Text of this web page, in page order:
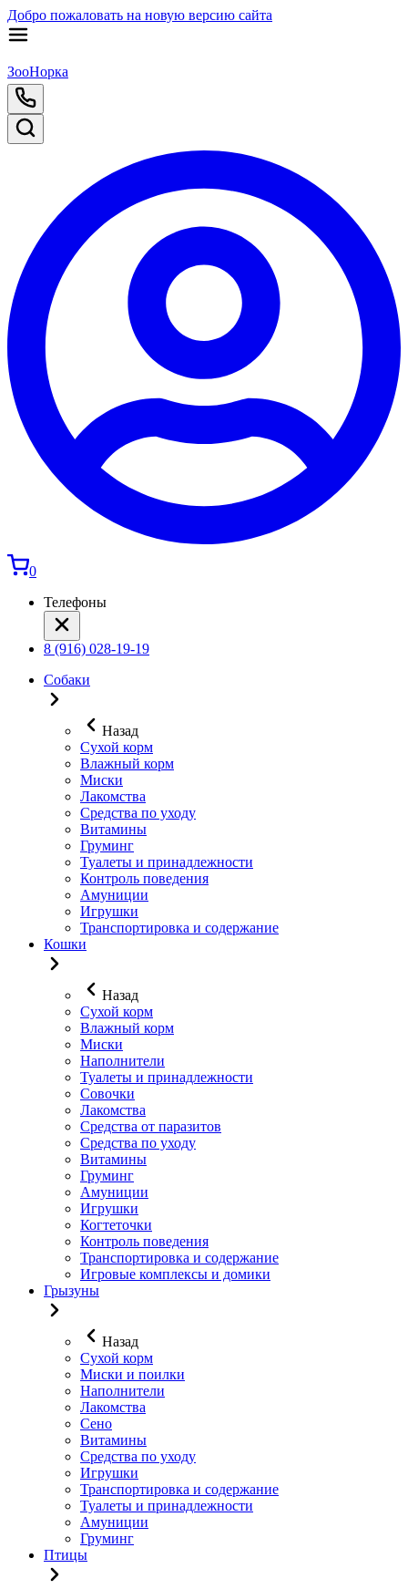
Добро пожаловать на новую версию сайта
ЗооНорка
0
Телефоны
8 (916) 028-19-19
Собаки
Назад
Сухой корм
Влажный корм
Миски
Лакомства
Средства по уходу
Витамины
Груминг
Туалеты и принадлежности
Контроль поведения
Амуниции
Игрушки
Транспортировка и содержание
Кошки
Назад
Сухой корм
Влажный корм
Миски
Наполнители
Туалеты и принадлежности
Совочки
Лакомства
Средства от паразитов
Средства по уходу
Витамины
Груминг
Амуниции
Игрушки
Когтеточки
Контроль поведения
Транспортировка и содержание
Игровые комплексы и домики
Грызуны
Назад
Сухой корм
Миски и поилки
Наполнители
Лакомства
Сено
Витамины
Средства по уходу
Игрушки
Транспортировка и содержание
Туалеты и принадлежности
Амуниции
Груминг
Птицы